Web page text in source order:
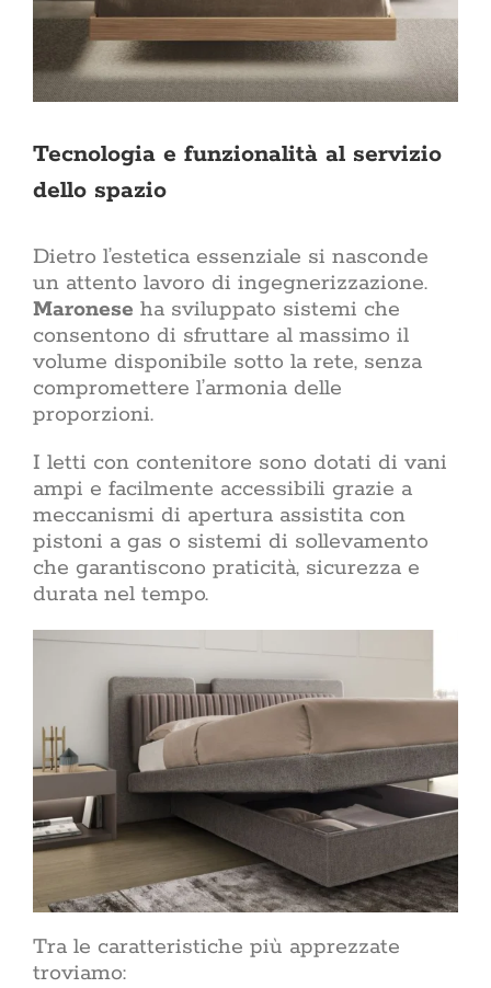
Tecnologia e funzionalità al servizio
dello spazio
Dietro l’estetica essenziale si nasconde
un attento lavoro di ingegnerizzazione.
Maronese ha sviluppato sistemi che
consentono di sfruttare al massimo il
volume disponibile sotto la rete, senza
compromettere l’armonia delle
proporzioni.
I letti con contenitore sono dotati di vani
ampi e facilmente accessibili grazie a
meccanismi di apertura assistita con
pistoni a gas o sistemi di sollevamento
che garantiscono praticità, sicurezza e
durata nel tempo.
Tra le caratteristiche più apprezzate
troviamo: